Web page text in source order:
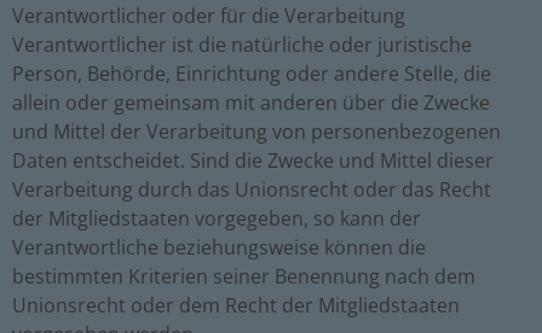
Verantwortlicher oder für die Verarbeitung
Verantwortlicher ist die natürliche oder juristische
Person, Behörde, Einrichtung oder andere Stelle, die
allein oder gemeinsam mit anderen über die Zwecke
und Mittel der Verarbeitung von personenbezogenen
Daten entscheidet. Sind die Zwecke und Mittel dieser
Verarbeitung durch das Unionsrecht oder das Recht
der Mitgliedstaaten vorgegeben, so kann der
Verantwortliche beziehungsweise können die
bestimmten Kriterien seiner Benennung nach dem
Unionsrecht oder dem Recht der Mitgliedstaaten